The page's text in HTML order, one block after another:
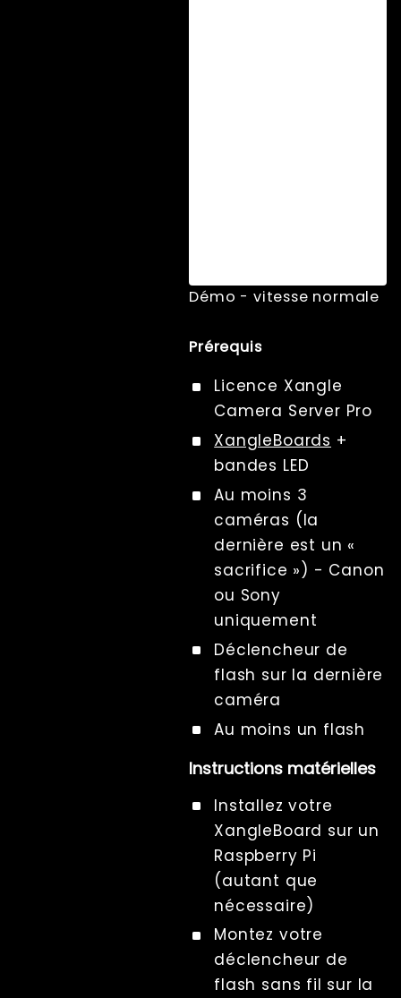
Démo - vitesse normale
Prérequis
Licence Xangle
Camera Server Pro
XangleBoards +
bandes LED
Au moins 3
caméras (la
dernière est un «
sacrifice ») - Canon
ou Sony
uniquement
Déclencheur de
flash sur la dernière
caméra
Au moins un flash
Instructions matérielles
Installez votre
XangleBoard sur un
Raspberry Pi
(autant que
nécessaire)
Montez votre
déclencheur de
flash sans fil sur la